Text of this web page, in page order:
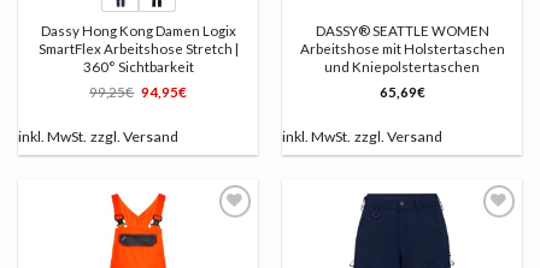
Dassy Hong Kong Damen Logix
SmartFlex Arbeitshose Stretch |
360° Sichtbarkeit
99,25€ Ursprünglicher
Preis
99,25€
94,95€Aktueller
inkl. MwSt. zzgl. Versand
DASSY® SEATTLE WOMEN
Arbeitshose mit Holstertaschen
und Kniepolstertaschen
65,69€
inkl. MwSt. zzgl. Versand